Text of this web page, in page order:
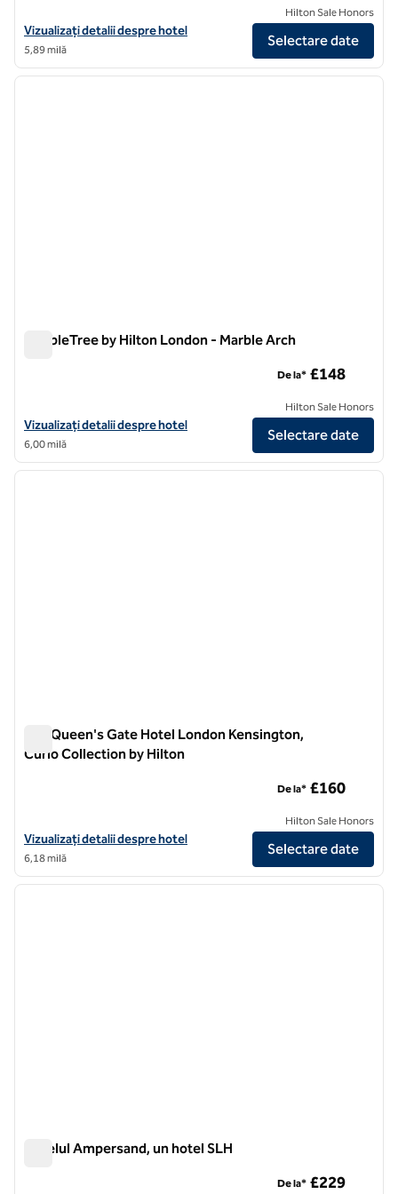
Vizualizați detaliile hotelului DoubleTree by Hilton London
Vizualizați detalii despre hotel
5,89 milă
Hilton Sale Honors
Selectare date
1/12
1 din 12
DoubleTree by Hilton London - Marble Arch
Vizualizați detaliile hotelului DoubleTree by Hilton London - Marble
Vizualizați detalii despre hotel
6,00 milă
De la* £148
Hilton Sale Honors
Selectare date
1/12
1 din 12
100 Queen's Gate Hotel London Kensington,
Curio Collection by Hilton
Vizualizați detaliile hotelului pentru 100 Queen's Gate Hotel
Vizualizați detalii despre hotel
6,18 milă
De la* £160
Hilton Sale Honors
Selectare date
Hotelul Ampersand, un hotel SLH
De la* £229